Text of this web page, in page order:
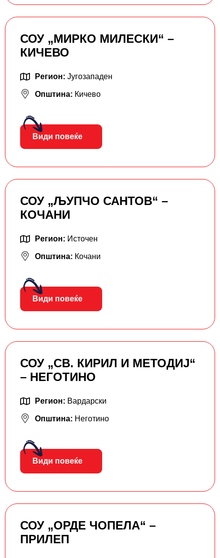
СОУ „МИРКО МИЛЕСКИ“ –
КИЧЕВО
Регион: Југозападен
Општина: Кичево
Види повеќе
СОУ „ЉУПЧО САНТОВ“ –
КОЧАНИ
Регион: Источен
Општина: Кочани
Види повеќе
СОУ „СВ. КИРИЛ И МЕТОДИЈ“
– НЕГОТИНО
Регион: Вардарски
Општина: Неготино
Види повеќе
СОУ „ОРДЕ ЧОПЕЛА“ –
ПРИЛЕП